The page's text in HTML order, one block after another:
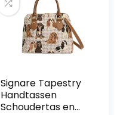
Signare Tapestry
Handtassen
Schoudertas en